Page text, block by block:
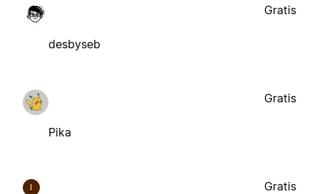
desbyseb
Gratis
Pika
Gratis
I Gratis